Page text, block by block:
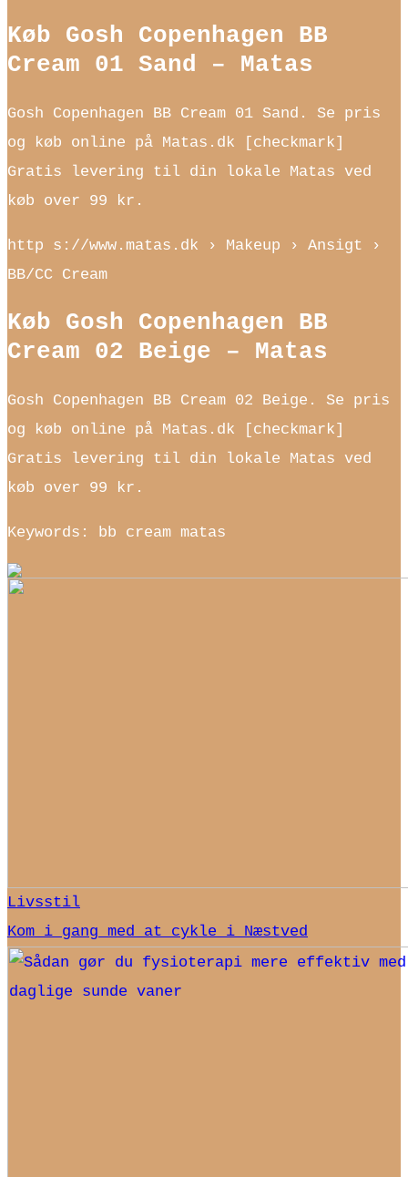
Køb Gosh Copenhagen BB
Cream 01 Sand – Matas
Gosh Copenhagen BB Cream 01 Sand. Se pris
og køb online på Matas.dk [checkmark]
Gratis levering til din lokale Matas ved
køb over 99 kr.
http s://www.matas.dk › Makeup › Ansigt ›
BB/CC Cream
Køb Gosh Copenhagen BB
Cream 02 Beige – Matas
Gosh Copenhagen BB Cream 02 Beige. Se pris
og køb online på Matas.dk [checkmark]
Gratis levering til din lokale Matas ved
køb over 99 kr.
Keywords: bb cream matas
Livsstil
Kom i gang med at cykle i Næstved